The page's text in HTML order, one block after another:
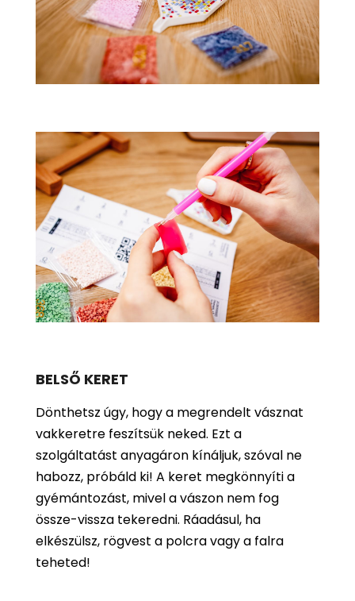
BELSŐ KERET
Dönthetsz úgy, hogy a megrendelt vásznat
vakkeretre feszítsük neked. Ezt a
szolgáltatást anyagáron kínáljuk, szóval ne
habozz, próbáld ki! A keret megkönnyíti a
gyémántozást, mivel a vászon nem fog
össze-vissza tekeredni. Ráadásul, ha
elkészülsz, rögvest a polcra vagy a falra
teheted!